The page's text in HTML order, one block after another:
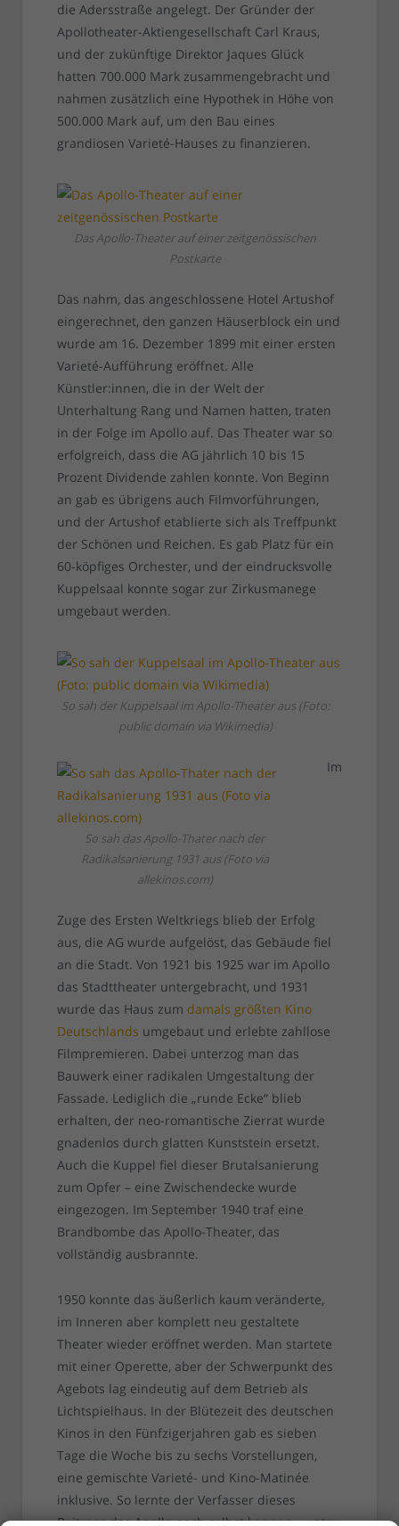
die Adersstraße angelegt. Der Gründer der
Apollotheater-Aktiengesellschaft Carl Kraus,
und der zukünftige Direktor Jaques Glück
hatten 700.000 Mark zusammengebracht und
nahmen zusätzlich eine Hypothek in Höhe von
500.000 Mark auf, um den Bau eines
grandiosen Varieté-Hauses zu finanzieren.
Das Apollo-Theater auf einer zeitgenössischen
Postkarte
Das nahm, das angeschlossene Hotel Artushof
eingerechnet, den ganzen Häuserblock ein und
wurde am 16. Dezember 1899 mit einer ersten
Varieté-Aufführung eröffnet. Alle
Künstler:innen, die in der Welt der
Unterhaltung Rang und Namen hatten, traten
in der Folge im Apollo auf. Das Theater war so
erfolgreich, dass die AG jährlich 10 bis 15
Prozent Dividende zahlen konnte. Von Beginn
an gab es übrigens auch Filmvorführungen,
und der Artushof etablierte sich als Treffpunkt
der Schönen und Reichen. Es gab Platz für ein
60-köpfiges Orchester, und der eindrucksvolle
Kuppelsaal konnte sogar zur Zirkusmanege
umgebaut werden.
So sah der Kuppelsaal im Apollo-Theater aus (Foto:
public domain via Wikimedia)
So sah das Apollo-Thater nach der
Radikalsanierung 1931 aus (Foto via
allekinos.com)
Im
Zuge des Ersten Weltkriegs blieb der Erfolg
aus, die AG wurde aufgelöst, das Gebäude fiel
an die Stadt. Von 1921 bis 1925 war im Apollo
das Stadttheater untergebracht, und 1931
wurde das Haus zum damals größten Kino
Deutschlands umgebaut und erlebte zahllose
Filmpremieren. Dabei unterzog man das
Bauwerk einer radikalen Umgestaltung der
Fassade. Lediglich die „runde Ecke“ blieb
erhalten, der neo-romantische Zierrat wurde
gnadenlos durch glatten Kunststein ersetzt.
Auch die Kuppel fiel dieser Brutalsanierung
zum Opfer – eine Zwischendecke wurde
eingezogen. Im September 1940 traf eine
Brandbombe das Apollo-Theater, das
vollständig ausbrannte.
1950 konnte das äußerlich kaum veränderte,
im Inneren aber komplett neu gestaltete
Theater wieder eröffnet werden. Man startete
mit einer Operette, aber der Schwerpunkt des
Agebots lag eindeutig auf dem Betrieb als
Lichtspielhaus. In der Blütezeit des deutschen
Kinos in den Fünfzigerjahren gab es sieben
Tage die Woche bis zu sechs Vorstellungen,
eine gemischte Varieté- und Kino-Matinée
inklusive. So lernte der Verfasser dieses
Beitrags das Apollo noch selbst kennen – unter